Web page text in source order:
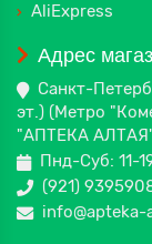
AliExpress
Адрес
Санкт-
эт.) (Метро
"АПТЕКА
Пнд-Суб: 11-
(921)
info@apteka-